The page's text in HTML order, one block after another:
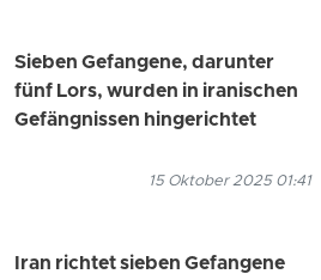
Sieben Gefangene, darunter
fünf Lors, wurden in iranischen
Gefängnissen hingerichtet
15 Oktober 2025 01:41
Iran richtet sieben Gefangene